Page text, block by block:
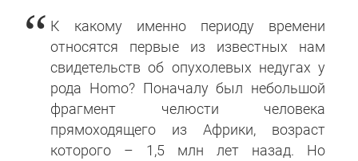
К какому именно периоду времени
относятся первые из известных нам
свидетельств об опухолевых недугах у
рода Homo? Поначалу был небольшой
фрагмент челюсти человека
прямоходящего из Африки, возраст
которого – 1,5 млн лет назад. Но